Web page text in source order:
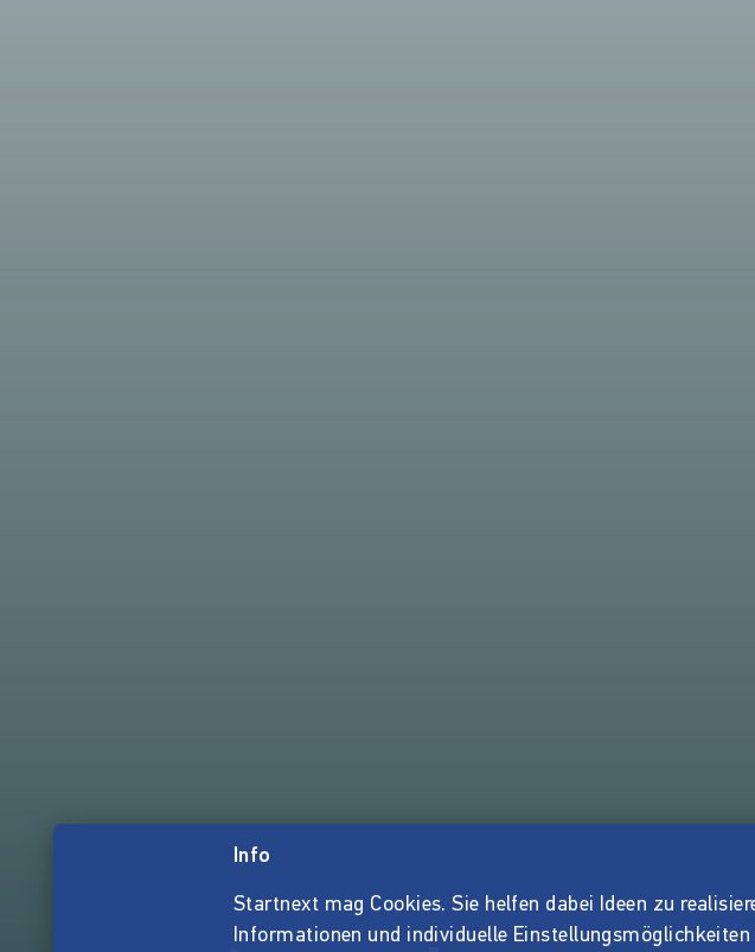
Info
Startnext mag Cookies. Sie helfen dabei Ideen zu
Informationen und individuelle